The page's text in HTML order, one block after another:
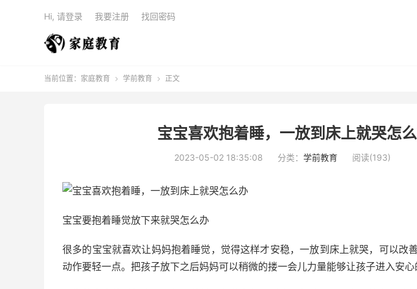
Hi, 请登录 我要注册 找回密码
当前位置： 家庭教育  学前教育  正文
宝宝喜欢抱着睡，一放到床上就哭怎
2023-05-02 18:35:08 分类： 学前教育 阅读(193)
宝宝要抱着睡觉放下来就哭怎么办
很多的宝宝就喜欢让妈妈抱着睡觉，觉得这样才安稳，一放到床上就哭，可以改
动作要轻一点。把孩子放下之后妈妈可以稍微的搂一会儿力量能够让孩子进入安心